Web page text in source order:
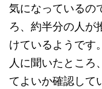
気になっているの
ろ、約半分の人が
けているようです
人に聞いたところ
てよいか確認して